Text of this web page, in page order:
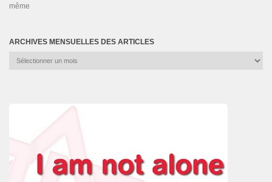
même
ARCHIVES MENSUELLES DES ARTICLES
Archives